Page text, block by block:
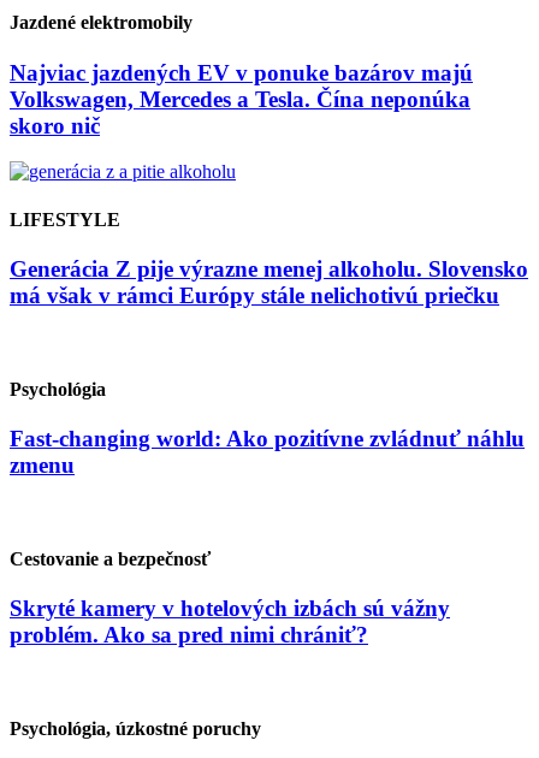
Jazdené elektromobily
Najviac jazdených EV v ponuke bazárov majú
Volkswagen, Mercedes a Tesla. Čína neponúka
skoro nič
LIFESTYLE
Generácia Z pije výrazne menej alkoholu. Slovensko
má však v rámci Európy stále nelichotivú priečku
Psychológia
Fast-changing world: Ako pozitívne zvládnuť náhlu
zmenu
Cestovanie a bezpečnosť
Skryté kamery v hotelových izbách sú vážny
problém. Ako sa pred nimi chrániť?
Psychológia, úzkostné poruchy